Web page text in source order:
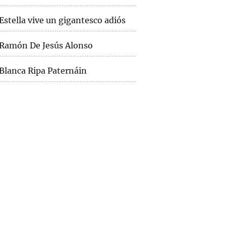
vive un gigantesco adiós
De Jesús Alonso
Ripa Paternáin